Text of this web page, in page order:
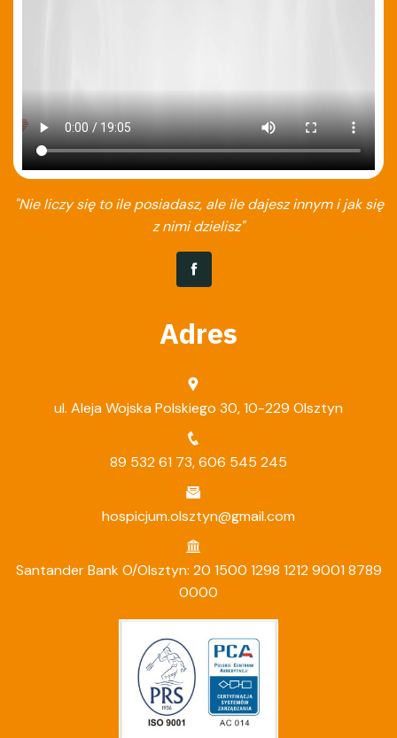
"Nie liczy się to ile posiadasz, ale ile dajesz innym i jak się
z nimi dzielisz"
Adres
ul. Aleja Wojska Polskiego 30, 10-229 Olsztyn
89 532 61 73,606 545 245
hospicjum.olsztyn@gmail.com
Santander Bank O/Olsztyn: 20 1500 1298 1212 9001 8789
0000